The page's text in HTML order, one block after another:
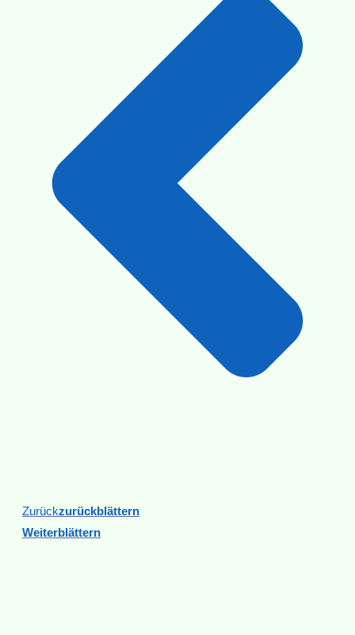
ZurückZurückblättern
Weiterblättern